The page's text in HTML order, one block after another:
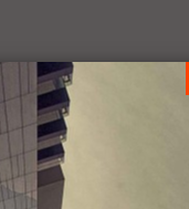
: la